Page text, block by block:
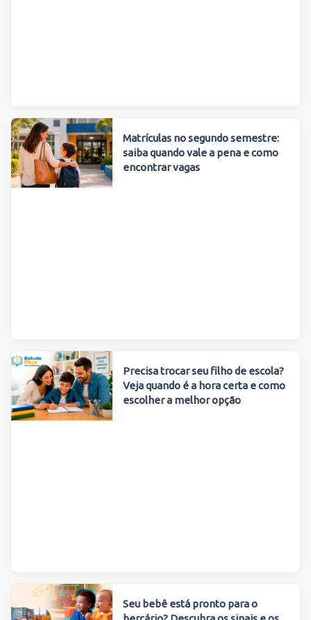
Matrículas no segundo semestre:
saiba quando vale a pena e como
encontrar vagas
Precisa trocar seu filho de escola?
Veja quando é a hora certa e como
escolher a melhor opção
Seu bebê está pronto para o